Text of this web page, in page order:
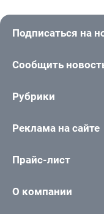
Подписаться на
Сообщить
Рубрики
Реклама на сайте
Прайс-лист
О компании